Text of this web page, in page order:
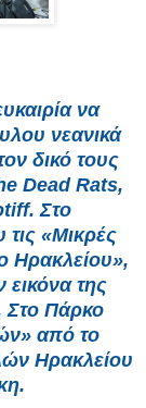
να
νεανικά
δικό τους
Dead Rats,
Στο
«Μικρές
Ηρακλείου»,
της
Στο Πάρκο
από το
Ηρακλείου